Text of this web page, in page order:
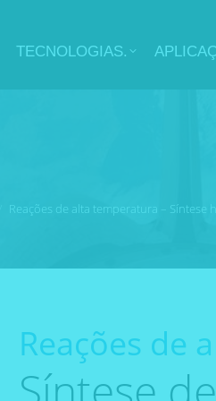
TECNOLOGIAS.
Reações de alta temperatura – Síntese
Reações de